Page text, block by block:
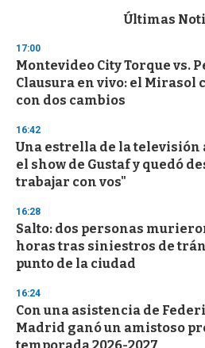
d
s
o
f
3
s
e
c
o
n
Últimas
17:00
Montevideo City Torque vs.
Clausura en vivo: el Mirasol
con dos cambios
16:42
Una estrella de la
el show de Gustaf y quedó
trabajar con vos"
16:28
Salto: dos personas
horas tras siniestros de
punto de la ciudad
16:24
Con una asistencia de
Madrid ganó un amistoso